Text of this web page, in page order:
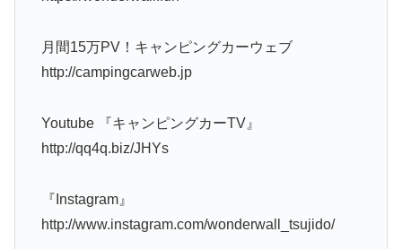
月間15万PV！キャンピングカーウェブ
http://campingcarweb.jp
Youtube 『キャンピングカーTV』
http://qq4q.biz/JHYs
『Instagram』
http://www.instagram.com/wonderwall_tsujido/